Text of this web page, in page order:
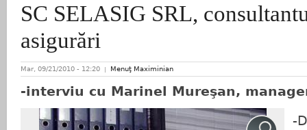
SC SELASIG SRL,
asigurări
Mar, 09/21/2010 - 12:20 Menuţ Maximinian
-interviu cu Marinel Mureşan, manager
-